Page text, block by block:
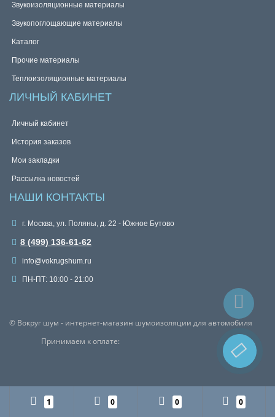
Звукоизоляционные материалы
Звукопоглощающие материалы
Каталог
Прочие материалы
Теплоизоляционные материалы
ЛИЧНЫЙ КАБИНЕТ
Личный кабинет
История заказов
Мои закладки
Рассылка новостей
НАШИ КОНТАКТЫ
г. Москва, ул. Поляны, д. 22 - Южное Бутово
8 (499) 136-61-62
info@vokrugshum.ru
ПН-ПТ: 10:00 - 21:00
© Вокруг шум - интернет-магазин шумоизоляции для автомобиля
Принимаем к оплате:
1 0 0 0